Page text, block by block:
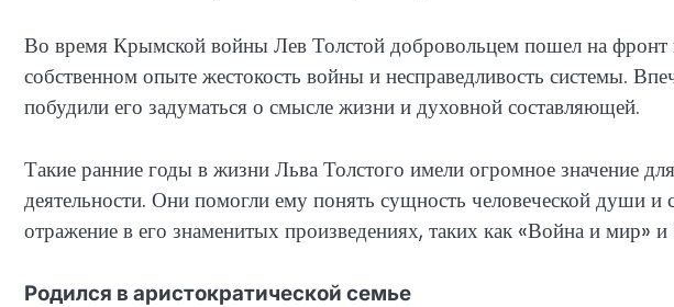
Во время Крымской войны Лев Толстой добровольцем пошел на фронт
собственном опыте жестокость войны и несправедливость системы.
побудили его задуматься о смысле жизни и духовной составляющей.
Такие ранние годы в жизни Льва Толстого имели огромное значение
деятельности. Они помогли ему понять сущность человеческой души
отражение в его знаменитых произведениях, таких как «Война и мир»
Родился в аристократической семье